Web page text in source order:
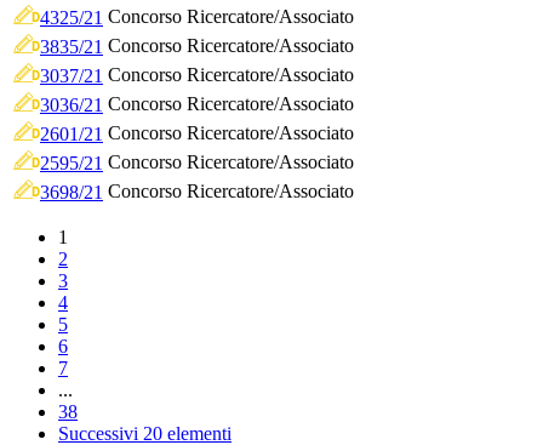
4325/21 Concorso Ricercatore/Associato
3835/21 Concorso Ricercatore/Associato
3037/21 Concorso Ricercatore/Associato
3036/21 Concorso Ricercatore/Associato
2601/21 Concorso Ricercatore/Associato
2595/21 Concorso Ricercatore/Associato
3698/21 Concorso Ricercatore/Associato
1
2
3
4
5
6
7
...
38
Successivi 20 elementi